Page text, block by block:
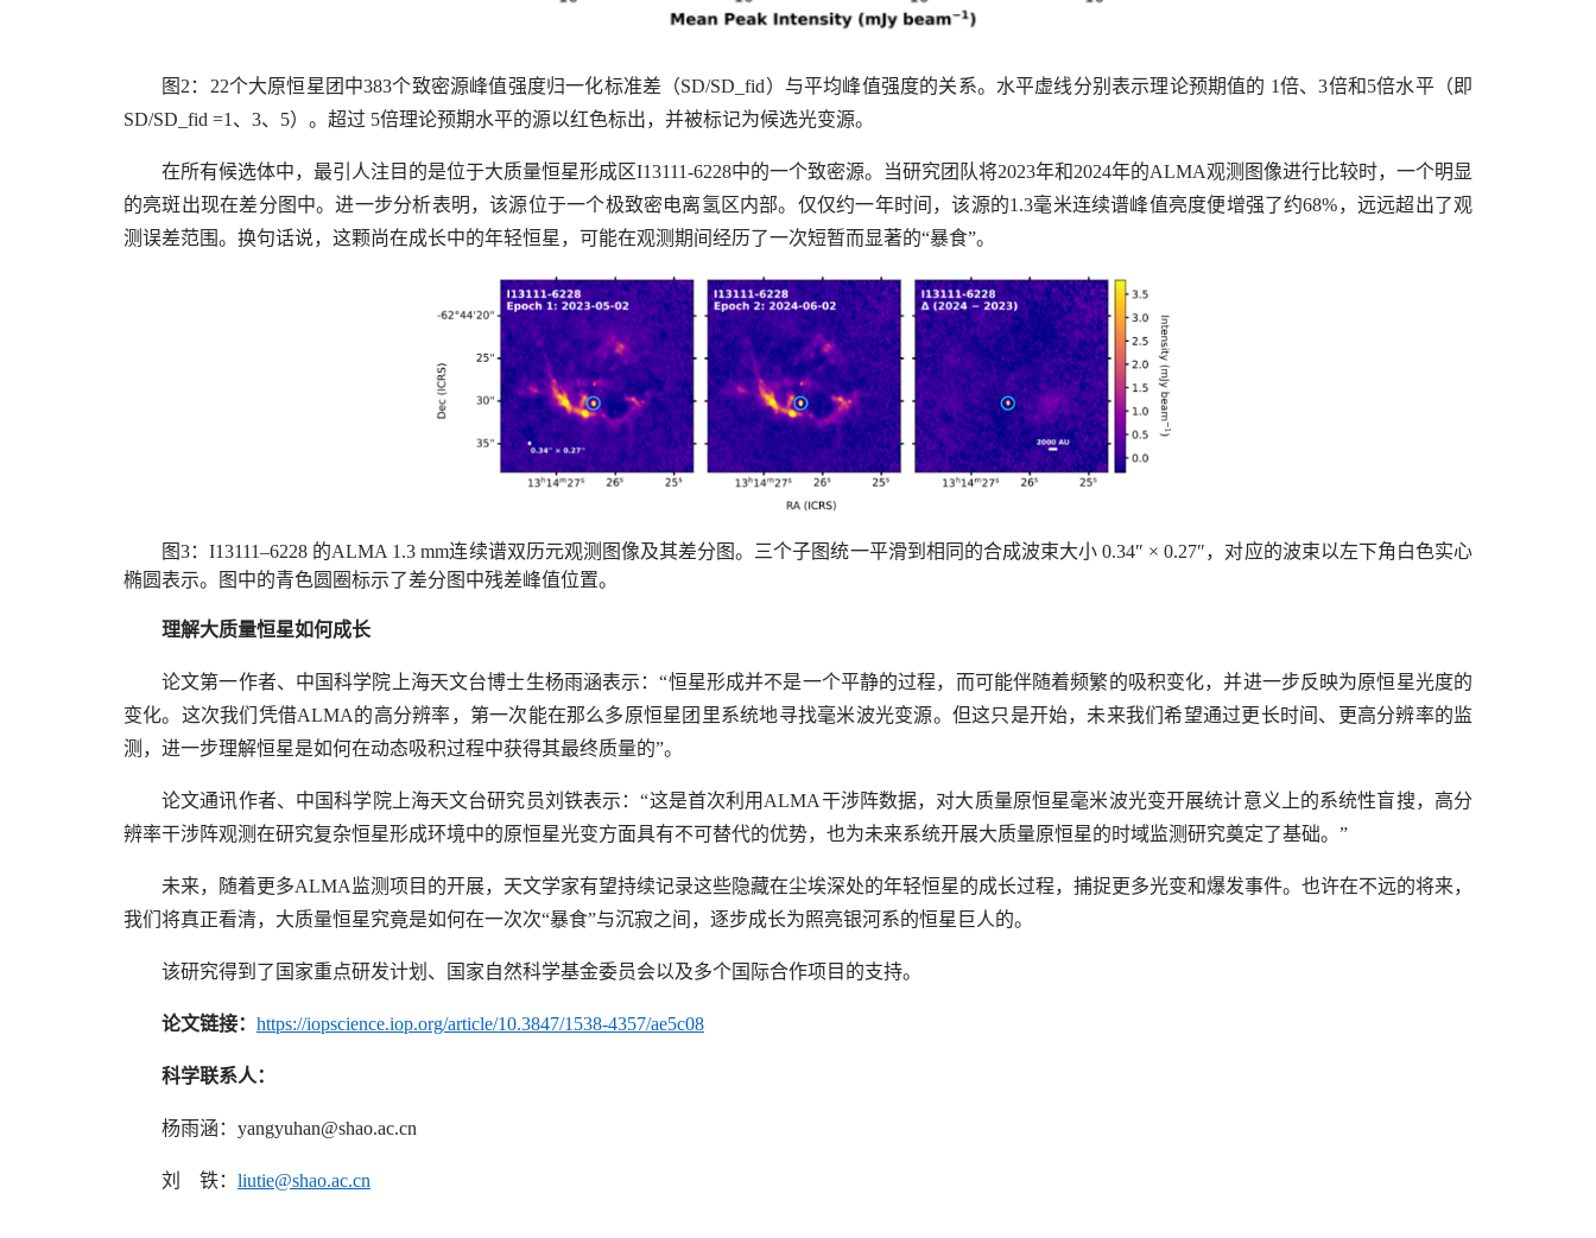
图 2 ： 22个大原恒星团中383个致密源峰值强度归一化标准差（SD/SD_fid）与平均峰值强度的关系。水平虚线分别表示理论预期值的 1倍、3倍和5倍水平（即
SD/SD_fid =1 、 3、 5）。超过 5倍理论预期水平的源以红色标出，并被标记为候选光变源。
在所有候选体中，最引人注目的是位于大质量恒星形成区I13111-6228中的一个致密源。当研究团队将2023年和2024年的ALMA观测图像进行比较时，一个明显
的亮斑出现在差分图中。进一步分析表明，该源位于一个极致密电离氢区内部。仅仅约一年时间，该源的1.3毫米连续谱峰值亮度便增强了约68%，远远超出了观
测误差范围。换句话说，这颗尚在成长中的年轻恒星，可能在观测期间经历了一次短暂而显著的“暴食”。
图3：I13111–6228 的ALMA 1.3 mm连续谱双历元观测图像及其差分图。三个子图统一平滑到相同的合成波束大小0.34″ × 0.27″，对应的波束以左下角白色实心
椭圆表示。图中的青色圆圈标示了差分图中残差峰值位置。
理解大质量恒星如何成长
论文第一作者、中国科学院上海天文台博士生杨雨涵表示：“恒星形成并不是一个平静的过程，而可能伴随着频繁的吸积变化，并进一步反映为原恒星光度的
变化。这次我们凭借ALMA的高分辨率，第一次能在那么多原恒星团里系统地寻找毫米波光变源。但这只是开始，未来我们希望通过更长时间、更高分辨率的监
测，进一步理解恒星是如何在动态吸积过程中获得其最终质量的”。
论文通讯作者、中国科学院上海天文台研究员刘铁表示：“这是首次利用 ALMA干涉阵数据，对大质量原恒星毫米波光变开展统计意义上的系统性盲搜，高分
辨率干涉阵观测在研究复杂恒星形成环境中的原恒星光变方面具有不可替代的优势，也为未来系统开展大质量原恒星的时域监测研究奠定了基础。”
未来，随着更多ALMA 监测项目的开展，天文学家有望持续记录这些隐藏在尘埃深处的年轻恒星的成长过程，捕捉更多光变和爆发事件。也许在不远的将来，
我们将真正看清，大质量恒星究竟是如何在一次次“暴食”与沉寂之间，逐步成长为照亮银河系的恒星巨人的。
该研究得到了国家重点研发计划、国家自然科学基金委员会以及多个国际合作项目的支持。
论文链接： https://iopscience.iop.org/article/10.3847/1538-4357/ae5c08
科学联系人：
杨雨涵： yangyuhan@shao.ac.cn
刘 铁： liutie@shao.ac.cn